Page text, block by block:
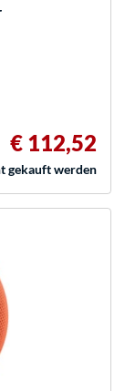
€ 112,52
gekauft werden